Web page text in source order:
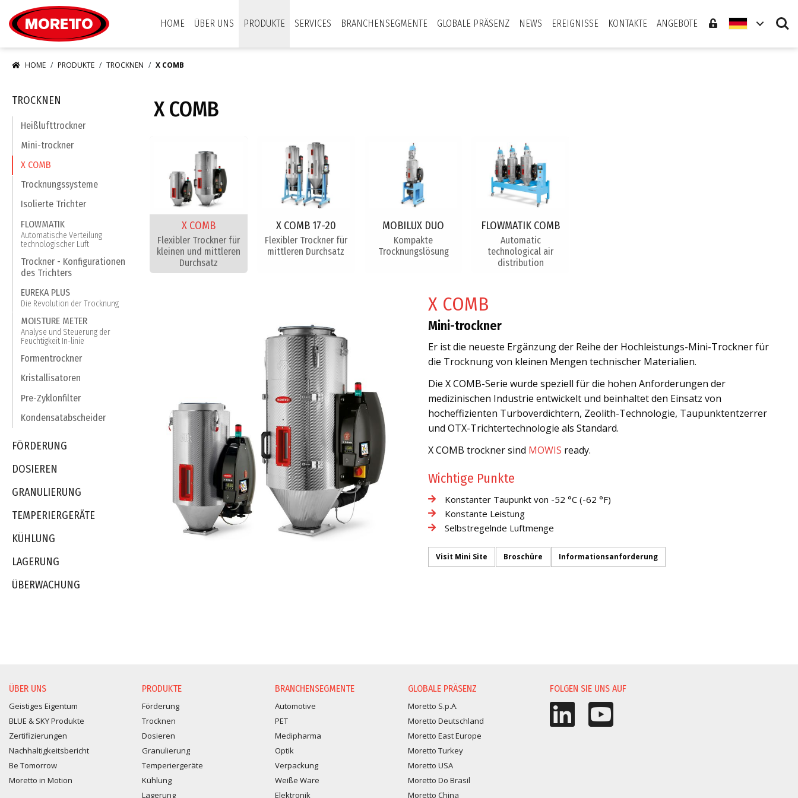
HOME
ÜBER UNS PRODUKTE SERVICES BRANCHENSEGMENTE GLOBALE PRÄSENZ NEWS EREIGNISSE KONTAKTE ANGEBOTE Search
HOME PRODUKTE TROCKNEN X COMB
X COMB
X COMB
Flexibler Trockner für
kleinen und mittleren
Durchsatz
X COMB 17-20
Flexibler Trockner für
mittleren Durchsatz
MOBILUX DUO
Kompakte
Trocknungslösung
FLOWMATIK COMB
Automatic
technological air
distribution
X COMB
Mini-trockner
Er ist die neueste Ergänzung der Reihe der Hochleistungs-Mini-Trockner für
die Trocknung von kleinen Mengen technischer Materialien.
Die X COMB-Serie wurde speziell für die hohen Anforderungen der
medizinischen Industrie entwickelt und beinhaltet den Einsatz von
hocheffizienten Turboverdichtern, Zeolith-Technologie, Taupunktentzerrer
und OTX-Trichtertechnologie als Standard.
X COMB trockner sind MOWIS ready.
Wichtige Punkte
Konstanter Taupunkt von -52 °C (-62 °F)
Konstante Leistung
Selbstregelnde Luftmenge
Visit Mini Site Broschüre Informationsanforderung
TROCKNEN
Heißlufttrockner
Mini-trockner
X COMB
Trocknungssysteme
Isolierte Trichter
FLOWMATIK
Automatische Verteilung
technologischer Luft
Trockner - Konfigurationen
des Trichters
EUREKA PLUS
Die Revolution der Trocknung
MOISTURE METER
Analyse und Steuerung der
Feuchtigkeit In-linie
Formentrockner
Kristallisatoren
Pre-Zyklonfilter
Kondensatabscheider
FÖRDERUNG
DOSIEREN
GRANULIERUNG
TEMPERIERGERÄTE
KÜHLUNG
LAGERUNG
ÜBERWACHUNG
ÜBER UNS
Geistiges Eigentum
BLUE & SKY Produkte
Zertifizierungen
Nachhaltigkeitsbericht
Be Tomorrow
Moretto in Motion
PRODUKTE
Förderung
Trocknen
Dosieren
Granulierung
Temperiergeräte
Kühlung
Lagerung
BRANCHENSEGMENTE
Automotive
PET
Medipharma
Optik
Verpackung
Weiße Ware
Elektronik
GLOBALE PRÄSENZ
Moretto S.p.A.
Moretto Deutschland
Moretto East Europe
Moretto Turkey
Moretto USA
Moretto Do Brasil
Moretto China
FOLGEN SIE UNS AUF